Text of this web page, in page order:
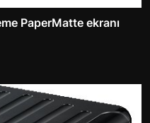
PaperMatte ekranı